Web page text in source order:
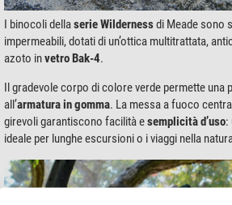
I binocoli dellaserie Wildernessdi Meade sono
impermeabili, dotati di un’ottica multitrattata,
azoto invetro Bak-4.
Il gradevole corpo di colore verde permette una
all’armatura in gomma. La messa a fuoco
girevoli garantiscono facilità esemplicità d’uso:
ideale per lunghe escursioni o i viaggi nella